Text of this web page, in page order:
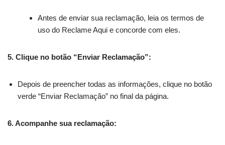
Antes de enviar sua reclamação, leia os termos de
uso do Reclame Aqui e concorde com eles.
5. Clique no botão “Enviar Reclamação”:
Depois de preencher todas as informações, clique no botão
verde “Enviar Reclamação” no final da página.
6. Acompanhe sua reclamação: